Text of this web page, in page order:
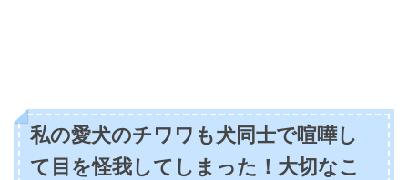
私の愛犬のチワワも犬同士で喧嘩し
て目を怪我してしまった！大切なこ